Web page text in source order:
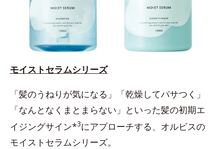
モイストセラムシリーズ
「髪のうねりが気になる」「乾燥してパサつく」
「なんとなくまとまらない」といった髪の初期エ
イジングサイン*3にアプローチする、オルビスの
モイストセラムシリーズ。